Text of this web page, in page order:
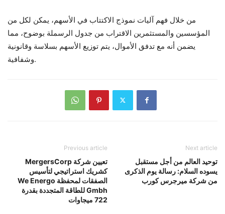
من خلال فهم آليات نموذج الاكتتاب في الأسهم، يمكن لكل من
المؤسسين والمستثمرين الاقتراب من جدول الرسملة بوضوح، مما
يضمن أنه مع تدفق الأموال، يتم توزيع الأسهم بسلاسة وقانونية
وشفافية.
Previous article
تعيين شركة MergersCorp
كشريك استراتيجي لتأسيس
الصفقات لمحفظة We Energo
Gmbh للطاقة المتجددة بقدرة
722 ميجاوات
Next article
توحيد العالم من أجل مستقبل
يسوده السلام: رسالة يوم الذكرى
من شركة ميرجرس كورب